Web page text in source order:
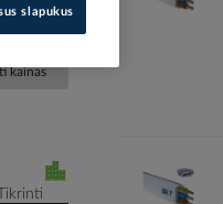
VU24NE
kainas
slapukus